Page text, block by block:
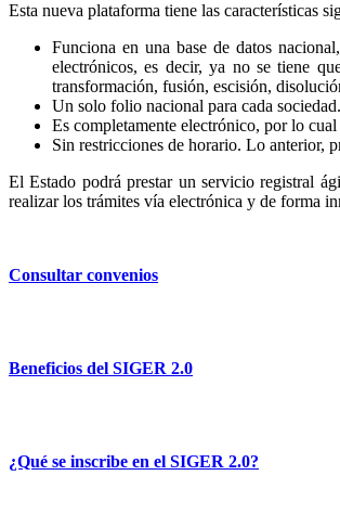
Esta nueva plataforma tiene las características
Funciona en una base de datos
electrónicos, es decir, ya no se tiene
transformación, fusión, escisión,
Un solo folio nacional para cada sociedad.
Es completamente electrónico, por lo
Sin restricciones de horario. Lo anterior,
El Estado podrá prestar un servicio registral
realizar los trámites vía electrónica y de forma
Consultar convenios
Beneficios del SIGER 2.0
¿Qué se inscribe en el SIGER 2.0?